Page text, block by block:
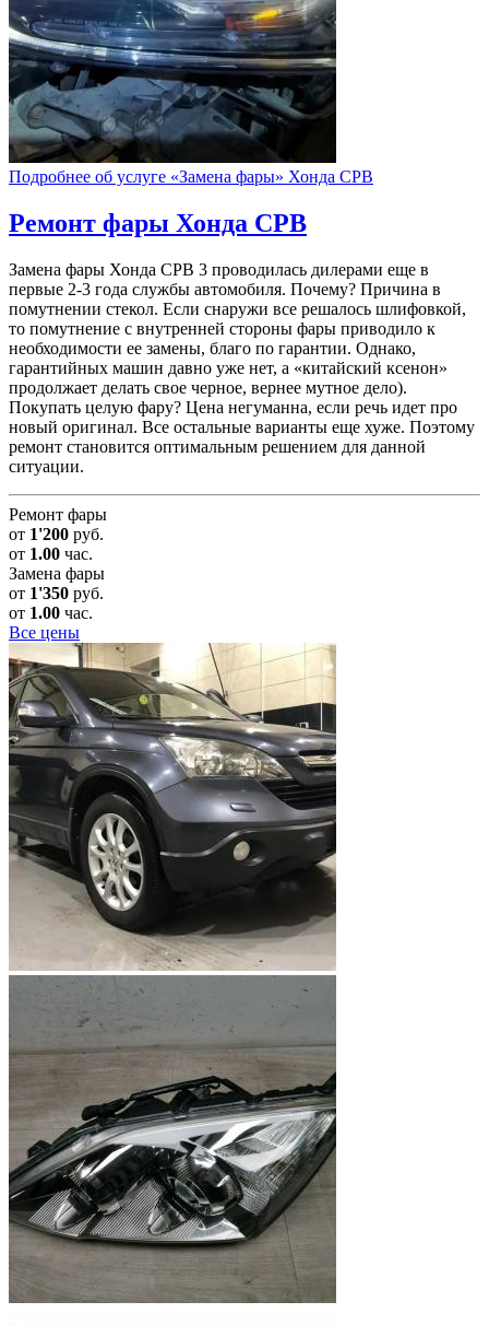
Подробнее об услуге «Замена фары» Хонда СРВ
Ремонт фары Хонда СРВ
Замена фары Хонда СРВ 3 проводилась дилерами еще в
первые 2-3 года службы автомобиля. Почему? Причина в
помутнении стекол. Если снаружи все решалось шлифовкой,
то помутнение с внутренней стороны фары приводило к
необходимости ее замены, благо по гарантии. Однако,
гарантийных машин давно уже нет, а «китайский ксенон»
продолжает делать свое черное, вернее мутное дело).
Покупать целую фару? Цена негуманна, если речь идет про
новый оригинал. Все остальные варианты еще хуже. Поэтому
ремонт становится оптимальным решением для данной
ситуации.
Ремонт фары
от 1'200 руб.
от 1.00 час.
Замена фары
от 1'350 руб.
от 1.00 час.
Все цены